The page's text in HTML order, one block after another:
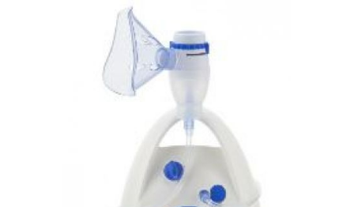
Drenanti e Pancia Piatta: Sconti fino al 55% validi
solo per OGGI!